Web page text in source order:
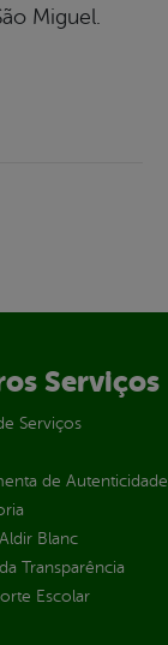
Miguel.
Serviços
Serviços
de Autenticidade
Blanc
Transparência
Escolar